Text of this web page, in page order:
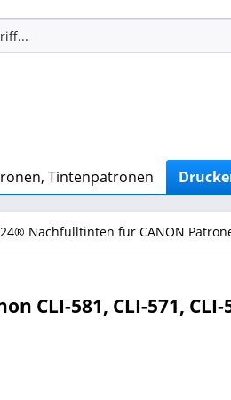
Tintenpatronen
Nachfülltinten für CANON
CLI-581, CLI-571, CLI-